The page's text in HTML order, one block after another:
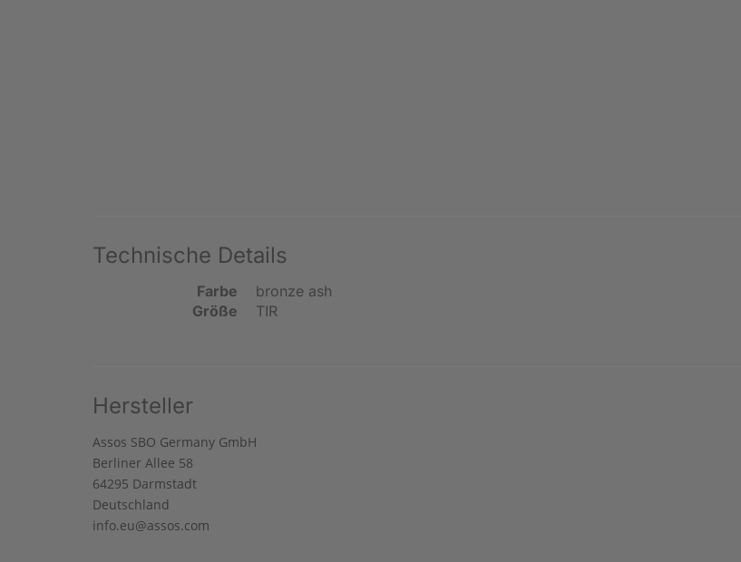
Technische Details
Farbe
bronze ash
Größe
TIR
Hersteller
Assos SBO Germany GmbH
Berliner Allee 58
64295 Darmstadt
Deutschland
info.eu@assos.com